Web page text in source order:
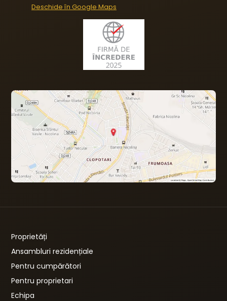
Deschide în Google Maps
Proprietăți
Ansambluri rezidențiale
Pentru cumpărători
Pentru proprietari
Echipa